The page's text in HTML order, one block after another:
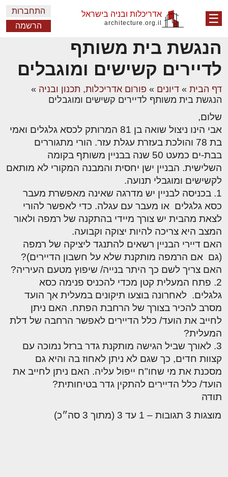
☰ אדריכלות ובניה בישראל
architecture.org.il
התחברות
הרשמה
הנגשת בית משותף
לדיירים קשישים ומוגבלים
דף הבית » דיונים » פורום אדריכלות, תכנון ובניה »
הנגשת בית משותף לדיירים קשישים ומוגבלים
שלום,
אבי הינו ניצול שואה בן 81 המרותק לכסא גלגלים ואמי
בת 78 והולכת בעזרת עגלת עזר. הורי מתגוררים
בבת-ים כמעט 50 שנה בבניין משותף בקומה
השלישית. הבניין ישן יחסית והמבנה המקורי לא מותאם
לקשישים ומוגבלי תנועה.
1. בכניסה לבניין יש מדרגה שאינה מאפשרת מעבר
כסא גלגלים או מעבר עם עגלה. כדי לאפשר להורי
לצאת מהבית יש צורך מיידי בהתקנה של רמפה ולאור
המצב היא צריכה להיות יצוקה וקבועה.
האם דיירי הבניין רשאים להתנגד ליציקה של רמפה
(גם אם הרמפה מותקנת שלא על חשבון הדיירים)?
האם צריך לשם כך היתר בנייה/ שיפוץ מטעם העיריה?
2. פתח המעלית קטן מכדי להכניס פנימה כסא
גלגלים. לאחרונה בוצעו תיקונים במעלית אך הועד
מסרב להכיר בצורך של הרחבת הפתח. האם ניתן
לחייב את הועד/ כלל הדיירים לאפשר הרחבה של דלת
המעלית?
3. לאורך שביל הגישה מותקנת גדר ברזל נמוכה עם
קצוות חדים, כך שגם לא ניתן לאחוז בה והיא גם
מסכנת את מי שחו"ח ייפול עליה. האם ניתן לחייב את
הועד/ כלל הדיירים להתקין גדר בטיחותית?
תודה
מוצגות 3 תגובות – 1 עד 3 (מתוך 3 סה״כ)